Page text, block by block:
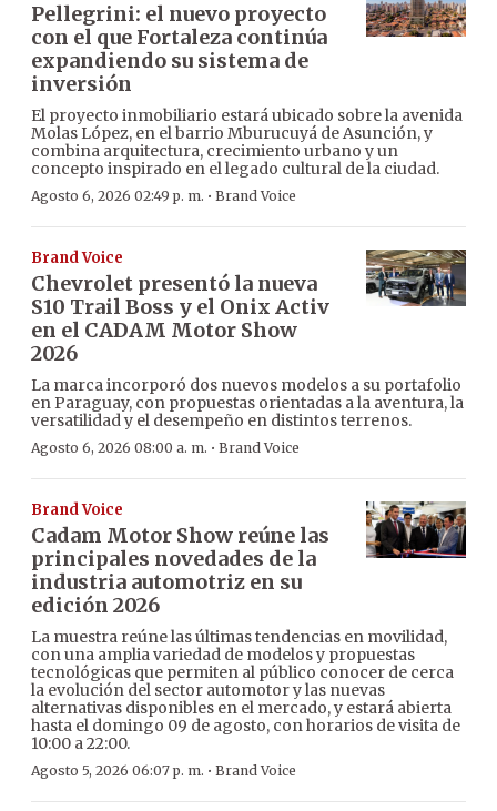
Pellegrini: el nuevo proyecto
con el que Fortaleza continúa
expandiendo su sistema de
inversión
El proyecto inmobiliario estará ubicado sobre la avenida
Molas López, en el barrio Mburucuyá de Asunción, y
combina arquitectura, crecimiento urbano y un
concepto inspirado en el legado cultural de la ciudad.
Agosto 6, 2026 02:49 p. m. · Brand Voice
Brand Voice
Chevrolet presentó la nueva
S10 Trail Boss y el Onix Activ
en el CADAM Motor Show
2026
La marca incorporó dos nuevos modelos a su portafolio
en Paraguay, con propuestas orientadas a la aventura, la
versatilidad y el desempeño en distintos terrenos.
Agosto 6, 2026 08:00 a. m. · Brand Voice
Brand Voice
Cadam Motor Show reúne las
principales novedades de la
industria automotriz en su
edición 2026
La muestra reúne las últimas tendencias en movilidad,
con una amplia variedad de modelos y propuestas
tecnológicas que permiten al público conocer de cerca
la evolución del sector automotor y las nuevas
alternativas disponibles en el mercado, y estará abierta
hasta el domingo 09 de agosto, con horarios de visita de
10:00 a 22:00.
Agosto 5, 2026 06:07 p. m. · Brand Voice